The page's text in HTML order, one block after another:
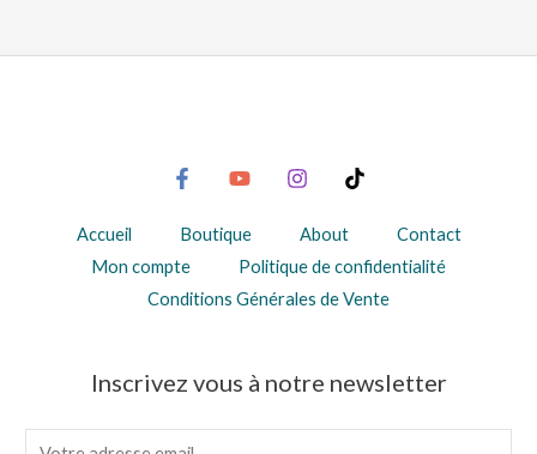
Accueil Boutique About
Contact
Mon compte
Politique de confidentialité
Conditions Générales de Vente
Inscrivez vous à notre newsletter